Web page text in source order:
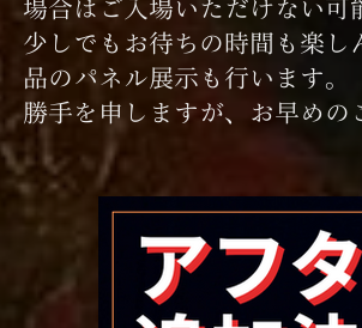
場合はご入場いただけない可
少しでもお待ちの時間も楽
品のパネル展示も行います。
勝手を申しますが、​お早めの